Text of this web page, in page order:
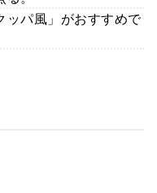
ッパ風」がおすすめで